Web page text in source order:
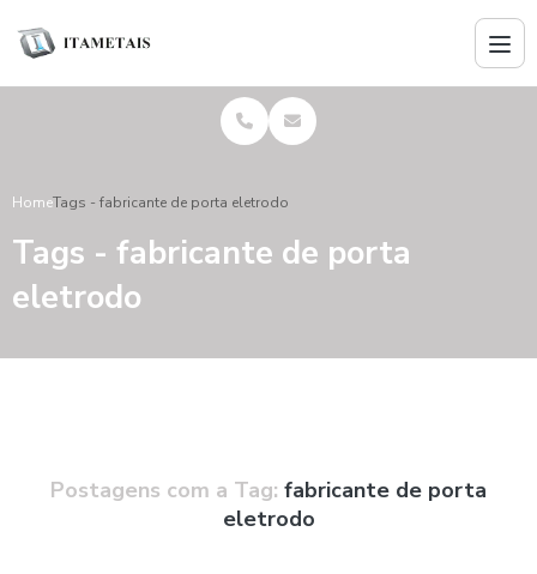
HomeTags - fabricante de porta eletrodo
Tags - fabricante de porta
eletrodo
Postagens com a Tag: fabricante de porta
eletrodo